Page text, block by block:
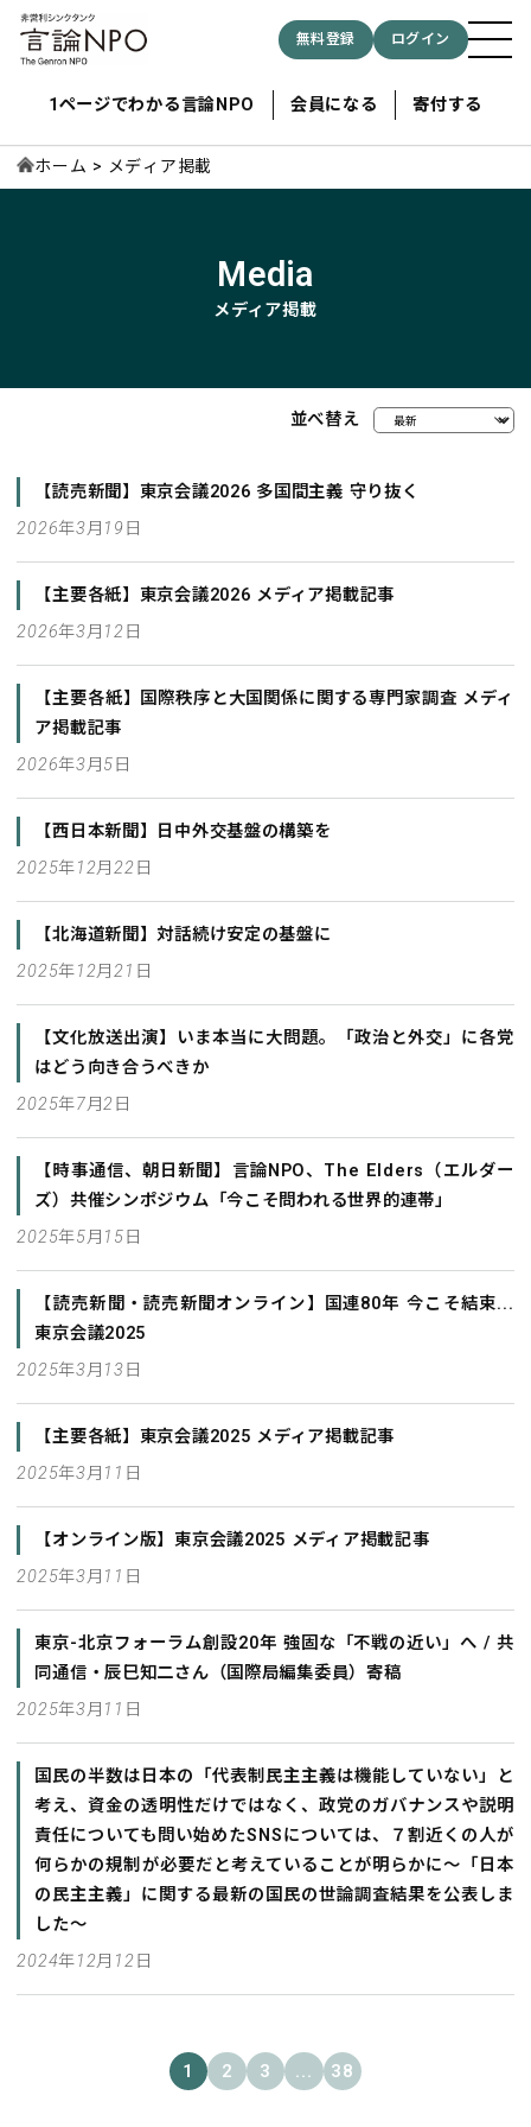
無料登録 ログイン
1ページでわかる言論NPO 会員になる 寄付する
ホーム メディア掲載
Media
メディア掲載
並べ替え
【読売新聞】東京会議2026 多国間主義 守り抜く
2026年3月19日
【主要各紙】東京会議2026 メディア掲載記事
2026年3月12日
【主要各紙】国際秩序と大国関係に関する専門家調査 メディ
ア掲載記事
2026年3月5日
【西日本新聞】日中外交基盤の構築を
2025年12月22日
【北海道新聞】対話続け安定の基盤に
2025年12月21日
【文化放送出演】いま本当に大問題。「政治と外交」に各党
はどう向き合うべきか
2025年7月2日
【時事通信、朝日新聞】言論NPO、The Elders（エルダー
ズ）共催シンポジウム「今こそ問われる世界的連帯」
2025年5月15日
【読売新聞・読売新聞オンライン】国連80年 今こそ結束...
東京会議2025
2025年3月13日
【主要各紙】東京会議2025 メディア掲載記事
2025年3月11日
【オンライン版】東京会議2025 メディア掲載記事
2025年3月11日
東京-北京フォーラム創設20年 強固な「不戦の近い」へ / 共
同通信・辰巳知二さん（国際局編集委員）寄稿
2025年3月11日
国民の半数は日本の「代表制民主主義は機能していない」と
考え、資金の透明性だけではなく、政党のガバナンスや説明
責任についても問い始めたSNSについては、７割近くの人が
何らかの規制が必要だと考えていることが明らかに～「日本
の民主主義」に関する最新の国民の世論調査結果を公表しま
した～
2024年12月12日
1 2 3 ... 38